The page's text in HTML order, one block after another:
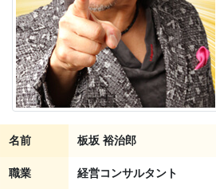
名前 板坂 裕治郎
職業 経営コンサルタント